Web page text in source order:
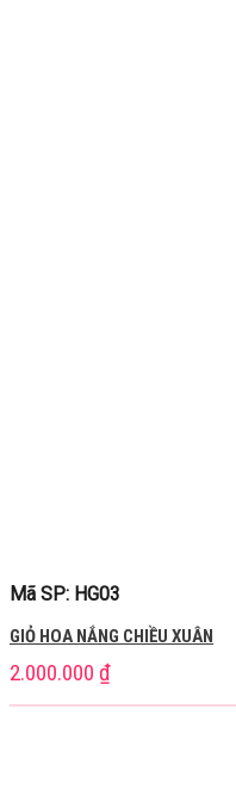
Mã SP: HG03
GIỎ HOA NẮNG CHIỀU XUÂN
2.000.000 ₫